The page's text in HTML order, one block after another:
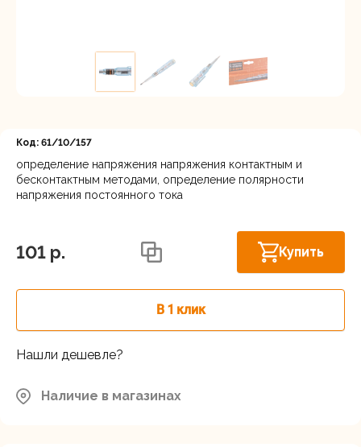
Код: 61/10/157
определение напряжения напряжения контактным и
бесконтактным методами, определение полярности
напряжения постоянного тока
101 p. Купить
В 1 клик
Нашли дешевле?
Наличие в магазинах
Нижний Новгород, ул. Ларина, 18А